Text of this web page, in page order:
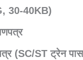
30-40KB)
(SC/ST ट्रेन